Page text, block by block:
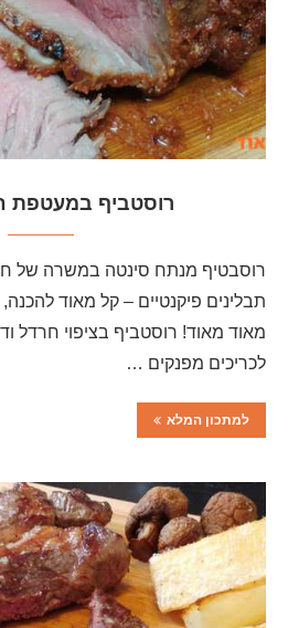
רוסטביף במעטפת
רוסבטיף מנתח סינטה במשרה של
תבלינים פיקנטיים – קל מאוד
מאוד מאוד! רוסטביף בציפוי חרדל
לכריכים מפנקים …
למתכון המלא